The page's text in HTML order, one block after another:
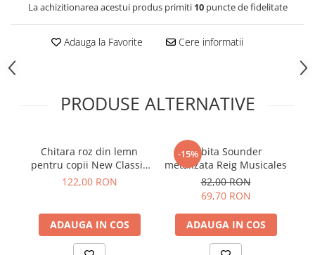
La achizitionarea acestui produs primiti 10puncte de fidelitate
Adauga la Favorite Cere informatii
PRODUSE ALTERNATIVE
Chitara roz din lemn
pentru copii New Classic
Toys
122,00 RON
ADAUGA IN COS
-15%Tobita Sounder
metalizata Reig Musicales
82,00 RON
69,70 RON
ADAUGA IN COS